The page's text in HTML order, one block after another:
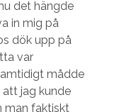
det hängde
in mig på
dök upp på
var
mådde
att jag kunde
man faktiskt